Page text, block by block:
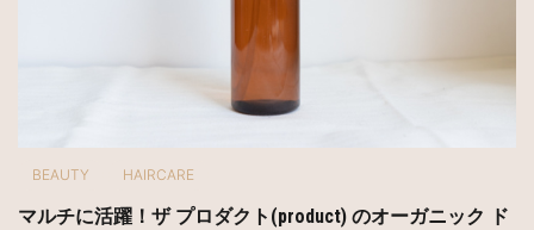
BEAUTY HAIRCARE
マルチに活躍！ザ プロダクト(product) のオーガニック ド